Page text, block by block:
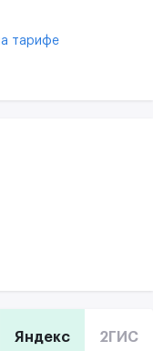
и
и бизнес
вода и
средства,
тарифе
Яндекс 2ГИС